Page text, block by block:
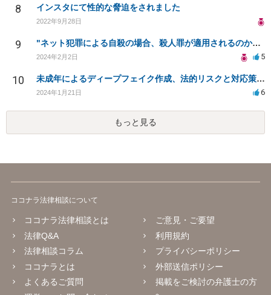
8 インスタにて性的な脅迫をされました
2022年9月28日
9 "ネット犯罪による自殺の場合、殺人罪が適用されるのか？事例はあるか？"
2024年2月2日 5
10 未成年によるディープフェイク作成、法的リスクと対応策は？
2024年1月21日 6
もっと見る
ココナラ法律相談について
ココナラ法律相談とは
法律Q&A
法律相談コラム
ココナラとは
よくあるご質問
ご意見・ご要望
利用規約
プライバシーポリシー
外部送信ポリシー
掲載をご検討の弁護士の方